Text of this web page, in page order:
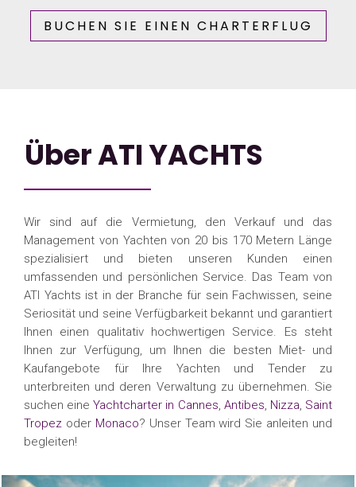
BUCHEN SIE EINEN CHARTERFLUG
Über ATI YACHTS
Wir sind auf die Vermietung, den Verkauf und das
Management von Yachten von 20 bis 170 Metern Länge
spezialisiert und bieten unseren Kunden einen
umfassenden und persönlichen Service. Das Team von
ATI Yachts ist in der Branche für sein Fachwissen, seine
Seriosität und seine Verfügbarkeit bekannt und garantiert
Ihnen einen qualitativ hochwertigen Service. Es steht
Ihnen zur Verfügung, um Ihnen die besten Miet- und
Kaufangebote für Ihre Yachten und Tender zu
unterbreiten und deren Verwaltung zu übernehmen. Sie
suchen eineYachtcharter in Cannes, Antibes, Nizza, Saint
Tropez oder Monaco? Unser Team wird Sie anleiten und
begleiten!